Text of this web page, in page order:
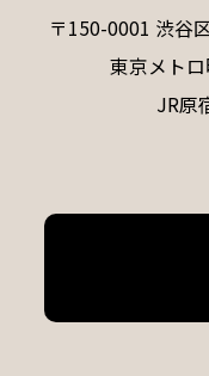
〒150-0001 渋谷
東京メト
JR原